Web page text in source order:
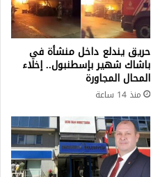
حريق يندلع داخل منشأة في
باشاك شهير بإسطنبول.. إخلاء
المحال المجاورة
منذ 14 ساعة